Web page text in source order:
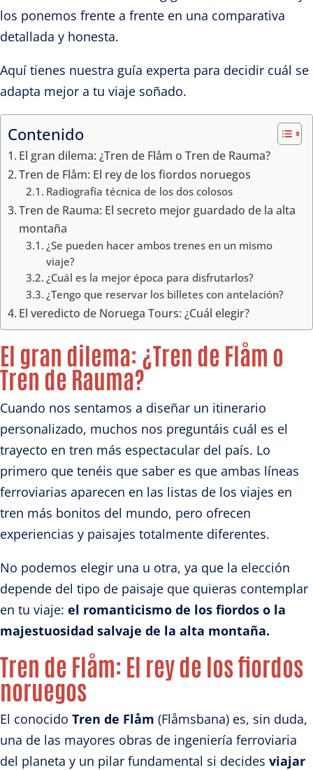
los ponemos frente a frente en una comparativa
detallada y honesta.
Aquí tienes nuestra guía experta para decidir cuál se
adapta mejor a tu viaje soñado.
Contenido
El gran dilema: ¿Tren de Flåm o Tren de Rauma?
Tren de Flåm: El rey de los fiordos noruegos
Radiografía técnica de los dos colosos
Tren de Rauma: El secreto mejor guardado de la alta
montaña
¿Se pueden hacer ambos trenes en un mismo
viaje?
¿Cuál es la mejor época para disfrutarlos?
¿Tengo que reservar los billetes con antelación?
El veredicto de Noruega Tours: ¿Cuál elegir?
El gran dilema: ¿Tren de Flåm o
Tren de Rauma?
Cuando nos sentamos a diseñar un itinerario
personalizado, muchos nos preguntáis cuál es el
trayecto en tren más espectacular del país. Lo
primero que tenéis que saber es que ambas líneas
ferroviarias aparecen en las listas de los viajes en
tren más bonitos del mundo, pero ofrecen
experiencias y paisajes totalmente diferentes.
No podemos elegir una u otra, ya que la elección
depende del tipo de paisaje que quieras contemplar
en tu viaje: el romanticismo de los fiordos o la
majestuosidad salvaje de la alta montaña.
Tren de Flåm: El rey de los fiordos
noruegos
El conocido Tren de Flåm (Flåmsbana) es, sin duda,
una de las mayores obras de ingeniería ferroviaria
del planeta y un pilar fundamental si decides viajar